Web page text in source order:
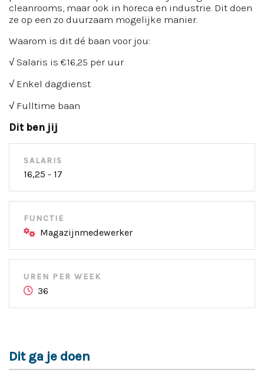
cleanrooms, maar ook in horeca en industrie. Dit doen
ze op een zo duurzaam mogelijke manier.
Waarom is dit dé baan voor jou:
√ Salaris is €16,25 per uur
√ Enkel dagdienst
√ Fulltime baan
Dit ben jij
SALARIS
16,25 - 17
FUNCTIE
Magazijnmedewerker
UREN PER WEEK
36
Dit ga je doen